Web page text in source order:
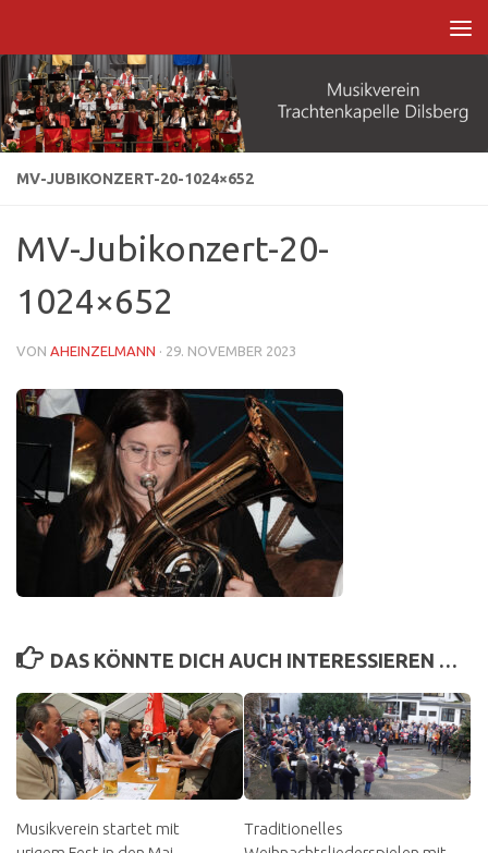
MV-JUBIKONZERT-20-1024×652
MV-Jubikonzert-20-
1024×652
VON AHEINZELMANN · 29. NOVEMBER 2023
DAS KÖNNTE DICH AUCH INTERESSIEREN …
Musikverein startet mit
Traditionelles